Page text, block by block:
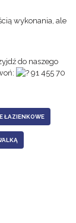
wykonania, ale
do naszego
91 455 70
ŁAZIENKOWE